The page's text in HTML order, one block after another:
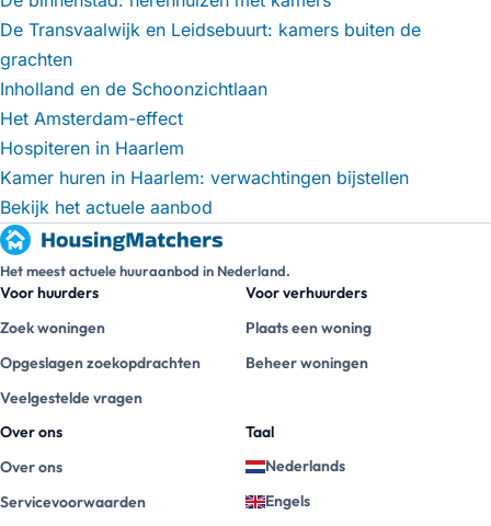
De Transvaalwijk en Leidsebuurt: kamers buiten de
grachten
Inholland en de Schoonzichtlaan
Het Amsterdam-effect
Hospiteren in Haarlem
Kamer huren in Haarlem: verwachtingen bijstellen
Bekijk het actuele aanbod
Het meest actuele huuraanbod in Nederland.
Voor huurders
Zoek woningen
Opgeslagen zoekopdrachten
Veelgestelde vragen
Voor verhuurders
Plaats een woning
Beheer woningen
Over ons
Over ons
Servicevoorwaarden
Taal
Nederlands
Engels